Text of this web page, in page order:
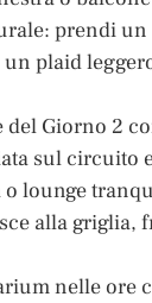
prendi
plaid
del Giorno 2
sul circuito
lounge
alla
nelle ore